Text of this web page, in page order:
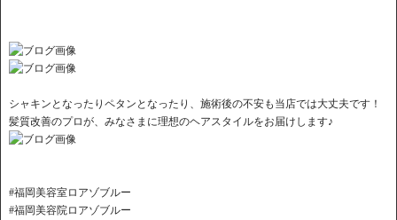
シャキンとなったりペタンとなったり、施術後の不安も当店では大丈夫です！
髪質改善のプロが、みなさまに理想のヘアスタイルをお届けします♪
#福岡美容室ロアゾブルー
#福岡美容院ロアゾブルー